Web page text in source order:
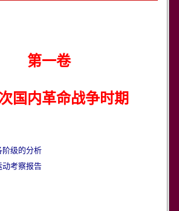
第一卷
国内革命战争时期
阶级的分析
动考察报告